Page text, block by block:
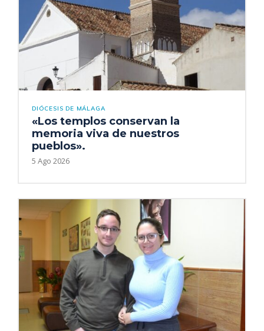
DIÓCESIS DE MÁLAGA
«Los templos conservan la
memoria viva de nuestros
pueblos».
5 Ago 2026